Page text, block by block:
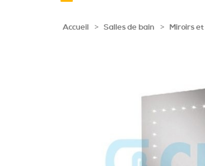
Accueil > Salles de bain > Miroirs